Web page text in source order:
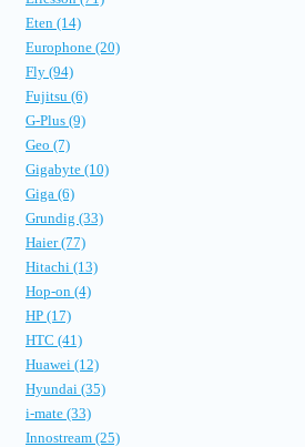
Eten (14)
Europhone (20)
Fly (94)
Fujitsu (6)
G-Plus (9)
Geo (7)
Gigabyte (10)
Giga (6)
Grundig (33)
Haier (77)
Hitachi (13)
Hop-on (4)
HP (17)
HTC (41)
Huawei (12)
Hyundai (35)
i-mate (33)
Innostream (25)